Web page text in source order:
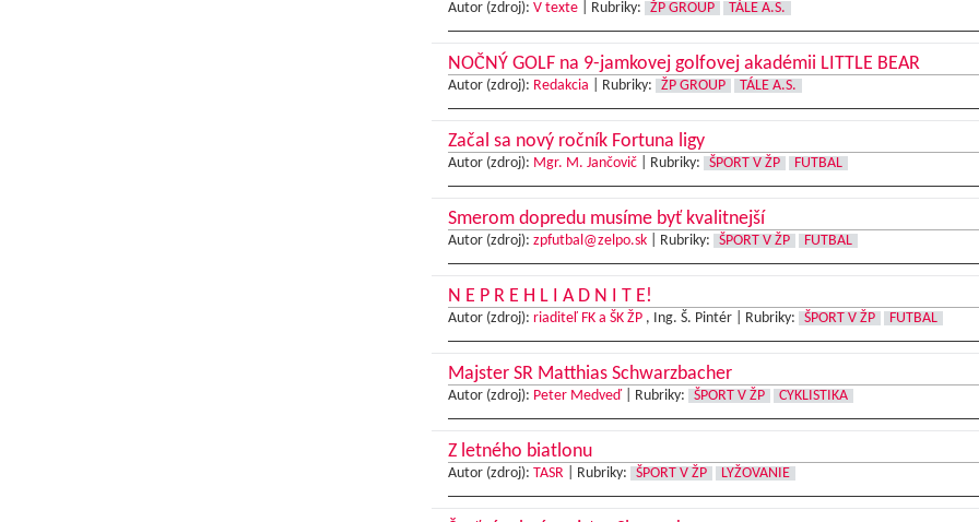
Autor (zdroj): V texte| Rubriky: ŽP GROUP TÁLE A.S.
NOČNÝ GOLF na 9-jamkovej golfovej akadémii LITTLE BEAR
Autor (zdroj): Redakcia Rubriky: ŽP GROUP TÁLE A.S.
Začal sa nový ročník Fortuna ligy
Autor (zdroj): Mgr. M. Jančovič| Rubriky: ŠPORT V ŽP FUTBAL
Smerom dopredu musíme byť kvalitnejší
Autor (zdroj): zpfutbal@zelpo.sk| Rubriky: ŠPORT V ŽP FUTBAL
N E P R E H L I A D N I T E!
Autor (zdroj): riaditeľ FK a ŠK ŽP, Ing. Š. Pintér | Rubriky: ŠPORT V ŽP FUTBAL
Majster SR Matthias Schwarzbacher
Autor (zdroj): Peter Medveď| Rubriky: ŠPORT V ŽP CYKLISTIKA
Z letného biatlonu
Autor (zdroj): TASR| Rubriky: ŠPORT V ŽP LYŽOVANIE